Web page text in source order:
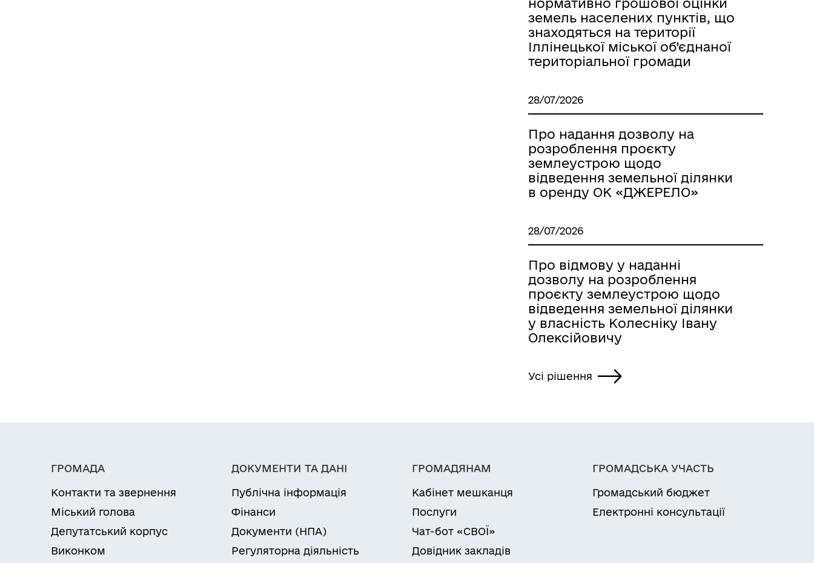
нормативно грошової оцінки
земель населених пунктів, що
знаходяться на території
Іллінецької міської об’єднаної
територіальної громади
28/07/2026
Про надання дозволу на
розроблення проєкту
землеустрою щодо
відведення земельної ділянки
в оренду ОК «ДЖЕРЕЛО»
28/07/2026
Про відмову у наданні
дозволу на розроблення
проєкту землеустрою щодо
відведення земельної ділянки
у власність Колесніку Івану
Олексійовичу
Усі рішення
ГРОМАДА
Контакти та звернення
Міський голова
Депутатський корпус
Виконком
ДОКУМЕНТИ ТА ДАНІ
Публічна інформація
Фінанси
Документи (НПА)
Регуляторна діяльність
ГРОМАДЯНАМ
Кабінет мешканця
Послуги
Чат-бот «СВОЇ»
Довідник закладів
ГРОМАДСЬКА УЧАСТЬ
Громадський бюджет
Електронні консультації